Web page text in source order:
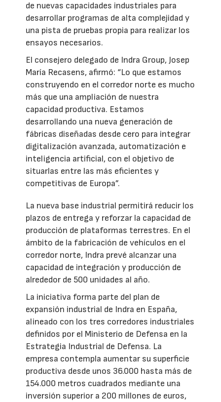
de nuevas capacidades industriales para
desarrollar programas de alta complejidad y
una pista de pruebas propia para realizar los
ensayos necesarios.
El consejero delegado de Indra Group, Josep
María Recasens, afirmó: “Lo que estamos
construyendo en el corredor norte es mucho
más que una ampliación de nuestra
capacidad productiva. Estamos
desarrollando una nueva generación de
fábricas diseñadas desde cero para integrar
digitalización avanzada, automatización e
inteligencia artificial, con el objetivo de
situarlas entre las más eficientes y
competitivas de Europa”.
La nueva base industrial permitirá reducir los
plazos de entrega y reforzar la capacidad de
producción de plataformas terrestres. En el
ámbito de la fabricación de vehículos en el
corredor norte, Indra prevé alcanzar una
capacidad de integración y producción de
alrededor de 500 unidades al año.
La iniciativa forma parte del plan de
expansión industrial de Indra en España,
alineado con los tres corredores industriales
definidos por el Ministerio de Defensa en la
Estrategia Industrial de Defensa. La
empresa contempla aumentar su superficie
productiva desde unos 36.000 hasta más de
154.000 metros cuadrados mediante una
inversión superior a 200 millones de euros,